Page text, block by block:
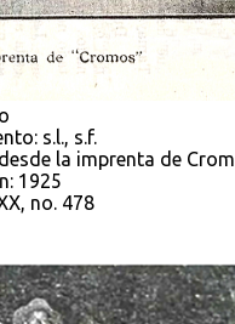
s.l., s.f.
la imprenta de
1925
no. 478